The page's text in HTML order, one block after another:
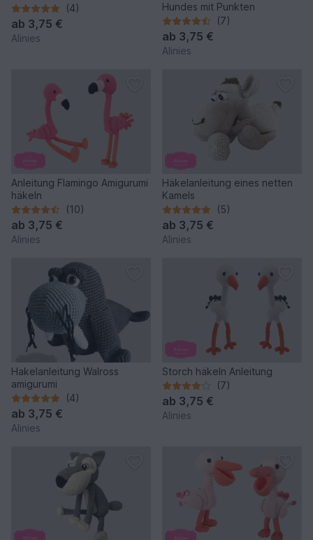
(4)
ab 3,75 €
Alinies
Hundes mit Punkten
(7)
ab 3,75 €
Alinies
Anleitung Flamingo Amigurumi
häkeln
(10)
ab 3,75 €
Alinies
Häkelanleitung eines netten
Kamels
(5)
ab 3,75 €
Alinies
Hakelanleitung Walross
amigurumi
(4)
ab 3,75 €
Alinies
Storch häkeln Anleitung
(7)
ab 3,75 €
Alinies